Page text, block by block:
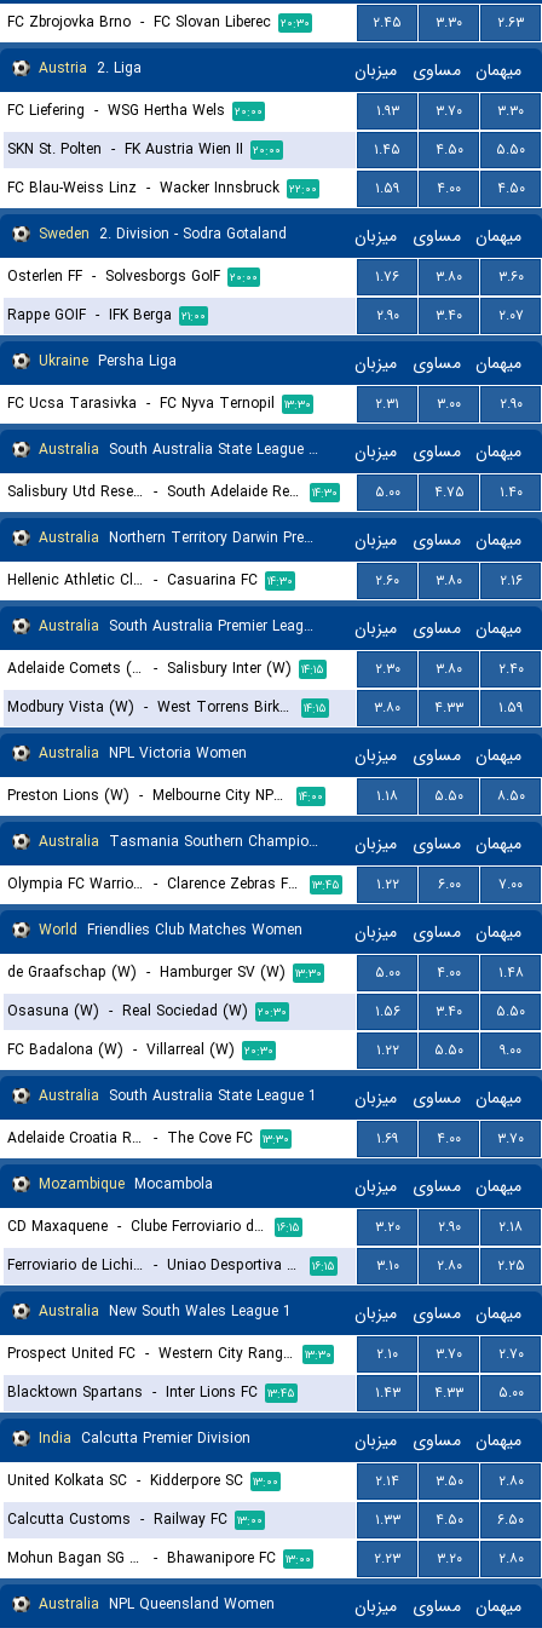
FC Zbrojovka Brno - FC Slovan Liberec ۲۰:۳۰ ۲.۴۵ ۳.۳۰
۲.۶۳
Austria 2. Liga میزبان مساوی میهمان
FC Liefering - WSG Hertha Wels ۲۰:۰۰ ۱.۹۳ ۳.۷۰
۳.۳۰
SKN St. Polten - FK Austria Wien II ۲۰:۰۰ ۱.۴۵ ۴.۵۰
۵.۵۰
FC Blau-Weiss Linz - Wacker Innsbruck ۲۲:۰۰ ۱.۵۹ ۴.۰۰
۴.۵۰
Sweden 2. Division - Sodra Gotaland میزبان مساوی میهمان
Osterlen FF - Solvesborgs GoIF ۲۰:۰۰ ۱.۷۶ ۳.۸۰
۳.۶۰
Rappe GOIF - IFK Berga ۲۱:۰۰ ۲.۹۰ ۳.۴۰
۲.۰۷
Ukraine Persha Liga میزبان مساوی میهمان
FC Ucsa Tarasivka - FC Nyva Ternopil ۱۳:۳۰ ۲.۳۱ ۳.۰۰
۲.۹۰
Australia South Australia State League 1 Reserves میزبان مساوی میهمان
Salisbury Utd Reserves - South Adelaide Reserves ۱۴:۳۰ ۵.۰۰ ۴.۷۵
۱.۴۰
Australia Northern Territory Darwin Premier League میزبان مساوی میهمان
Hellenic Athletic Club - Casuarina FC ۱۴:۳۰ ۲.۶۰ ۳.۸۰
۲.۱۶
Australia South Australia Premier League Women میزبان مساوی میهمان
Adelaide Comets (W) - Salisbury Inter (W) ۱۴:۱۵ ۲.۳۰ ۳.۸۰
۲.۴۰
Modbury Vista (W) - West Torrens Birkalla SC (W) ۱۴:۱۵ ۳.۸۰ ۴.۳۳
۱.۵۹
Australia NPL Victoria Women میزبان مساوی میهمان
Preston Lions (W) - Melbourne City NPL (W) ۱۴:۰۰ ۱.۱۸ ۵.۵۰
۸.۵۰
Australia Tasmania Southern Championship میزبان مساوی میهمان
Olympia FC Warriors - Clarence Zebras FC II ۱۳:۴۵ ۱.۲۲ ۶.۰۰
۷.۰۰
World Friendlies Club Matches Women میزبان مساوی میهمان
de Graafschap (W) - Hamburger SV (W) ۱۳:۳۰ ۵.۰۰ ۴.۰۰
۱.۴۸
Osasuna (W) - Real Sociedad (W) ۲۰:۳۰ ۱.۵۶ ۳.۴۰
۵.۵۰
FC Badalona (W) - Villarreal (W) ۲۰:۳۰ ۱.۲۲ ۵.۵۰
۹.۰۰
Australia South Australia State League 1 میزبان مساوی میهمان
Adelaide Croatia Raiders - The Cove FC ۱۳:۳۰ ۱.۶۹ ۴.۰۰
۳.۷۰
Mozambique Mocambola میزبان مساوی میهمان
CD Maxaquene - Clube Ferroviario de Nampula ۱۶:۱۵ ۳.۲۰ ۲.۹۰
۲.۱۸
Ferroviario de Lichinga - Uniao Desportiva Songo ۱۶:۱۵ ۳.۱۰ ۲.۸۰
۲.۲۵
Australia New South Wales League 1 میزبان مساوی میهمان
Prospect United FC - Western City Rangers ۱۳:۳۰ ۲.۱۰ ۳.۷۰
۲.۷۰
Blacktown Spartans - Inter Lions FC ۱۳:۴۵ ۱.۴۳ ۴.۳۳
۵.۰۰
India Calcutta Premier Division میزبان مساوی میهمان
United Kolkata SC - Kidderpore SC ۱۳:۰۰ ۲.۱۴ ۳.۵۰
۲.۸۰
Calcutta Customs - Railway FC ۱۳:۰۰ ۱.۳۳ ۴.۵۰
۶.۵۰
Mohun Bagan SG Reserves
- Bhawanipore FC ۱۳:۰۰ ۲.۲۳ ۳.۲۰
۲.۸۰
Australia NPL Queensland Women میزبان مساوی میهمان